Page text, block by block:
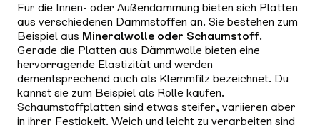
Für die Innen- oder Außendämmung bieten sich Platten
aus verschiedenen Dämmstoffen an. Sie bestehen zum
Beispiel aus Mineralwolle oder Schaumstoff.
Gerade die Platten aus Dämmwolle bieten eine
hervorragende Elastizität und werden
dementsprechend auch als Klemmfilz bezeichnet. Du
kannst sie zum Beispiel als Rolle kaufen.
Schaumstoffplatten sind etwas steifer, variieren aber
in ihrer Festigkeit. Weich und leicht zu verarbeiten sind